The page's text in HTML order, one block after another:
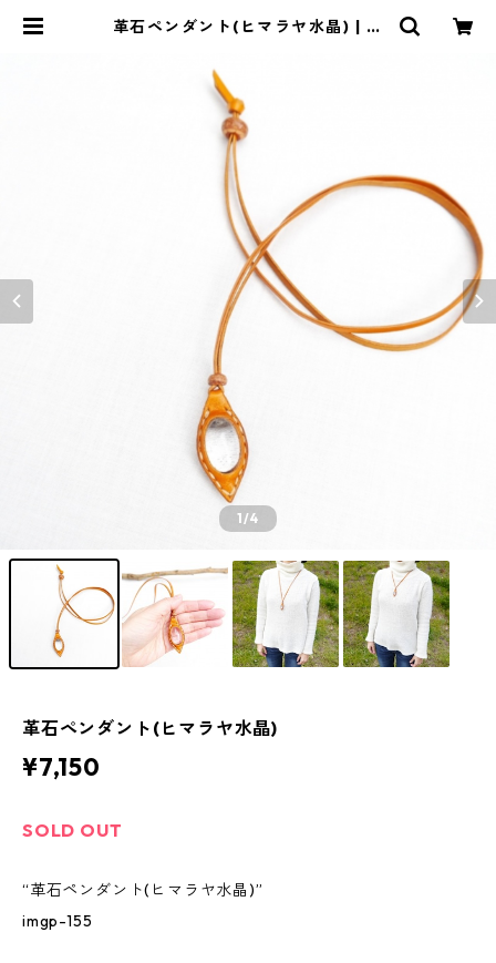
革石ペンダント(ヒマラヤ水晶) | 暮
1/4
革石ペンダント(ヒマラヤ水晶)
¥7,150
SOLD OUT
“革石ペンダント(ヒマラヤ水晶)”
imgp-155